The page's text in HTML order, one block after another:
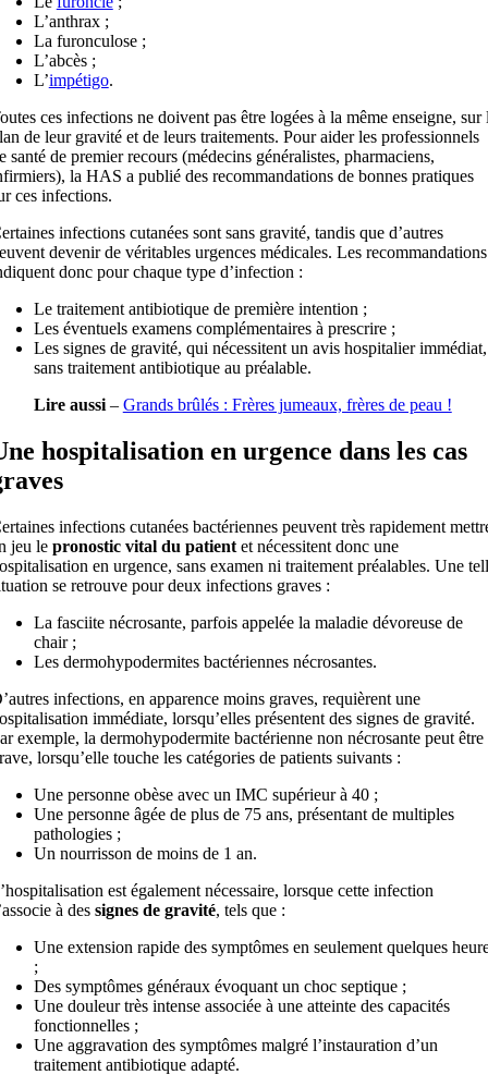
L’anthrax ;
La furonculose ;
L’abcès ;
L’impétigo.
ces infections ne doivent pas être logées à la même enseigne, sur
de leur gravité et de leurs traitements. Pour aider les professionnels
santé de premier recours (médecins généralistes, pharmaciens,
la HAS a publié des recommandations de bonnes pratiques
ces infections.
infections cutanées sont sans gravité, tandis que d’autres
devenir de véritables urgences médicales. Les recommandations
donc pour chaque type d’infection :
Le traitement antibiotique de première intention ;
Les éventuels examens complémentaires à prescrire ;
Les signes de gravité, qui nécessitent un avis hospitalier immédiat,
sans traitement antibiotique au préalable.
Lire aussi– Grands brûlés : Frères jumeaux, frères de peau !
hospitalisation en urgence dans les cas
infections cutanées bactériennes peuvent très rapidement
jeu le pronostic vital du patientet nécessitent donc une
en urgence, sans examen ni traitement préalables. Une
se retrouve pour deux infections graves :
La fasciite nécrosante, parfois appelée la maladie dévoreuse de
chair ;
Les dermohypodermites bactériennes nécrosantes.
infections, en apparence moins graves, requièrent une
immédiate, lorsqu’elles présentent des signes de gravité.
exemple, la dermohypodermite bactérienne non nécrosante peut être
lorsqu’elle touche les catégories de patients suivants :
Une personne obèse avec un IMC supérieur à 40 ;
Une personne âgée de plus de 75 ans, présentant de multiples
pathologies ;
Un nourrisson de moins de 1 an.
est également nécessaire, lorsque cette infection
à des signes de gravité, tels que :
Une extension rapide des symptômes en seulement quelques
;
Des symptômes généraux évoquant un choc septique ;
Une douleur très intense associée à une atteinte des capacités
fonctionnelles ;
Une aggravation des symptômes malgré l’instauration d’un
traitement antibiotique adapté.